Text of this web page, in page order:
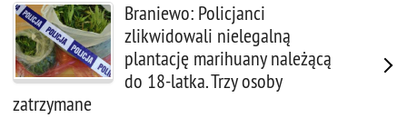
Braniewo: Policjanci
zlikwidowali nielegalną
plantację marihuany należącą
do 18-latka. Trzy osoby
zatrzymane